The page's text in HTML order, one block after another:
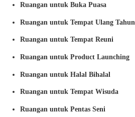
Ruangan untuk Buka Puasa
Ruangan untuk Tempat Ulang Tahun
Ruangan untuk Tempat Reuni
Ruangan untuk Product Launching
Ruangan untuk Halal Bihalal
Ruangan untuk Tempat Wisuda
Ruangan untuk Pentas Seni